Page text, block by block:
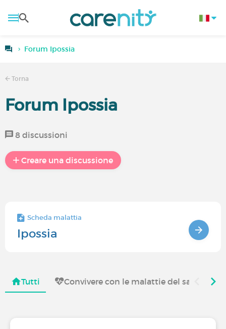
Forum Ipossia
Torna
Forum Ipossia
8 discussioni
Creare una discussione
Scheda malattia
Ipossia
Tutti Convivere con le malattie del sangue